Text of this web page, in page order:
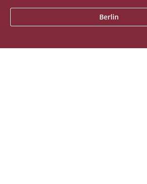
Berlin